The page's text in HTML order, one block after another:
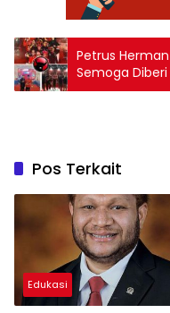
Petrus Herman
Semoga
Berpihak Pada
Pos Terkait
Edukasi